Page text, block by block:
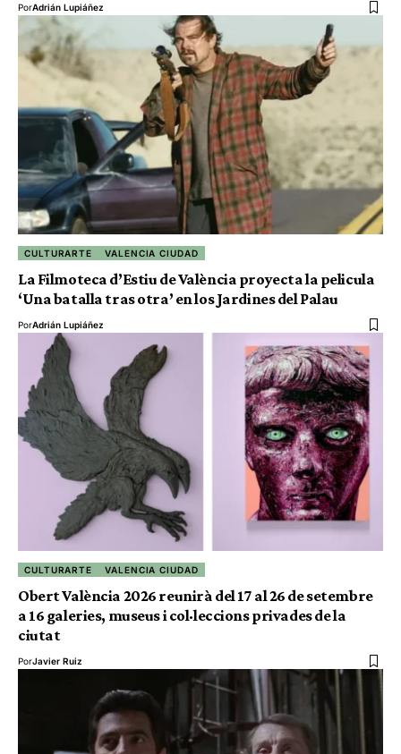
PorAdrián Lupiáñez
CULTURARTE VALENCIA CIUDAD
La Filmoteca d’Estiu de València proyecta la pelicula
‘Una batalla tras otra’ en los Jardines del Palau
PorAdrián Lupiáñez
CULTURARTE VALENCIA CIUDAD
Obert València 2026 reunirà del 17 al 26 de setembre
a 16 galeries, museus i col·leccions privades de la
ciutat
PorJavier Ruiz